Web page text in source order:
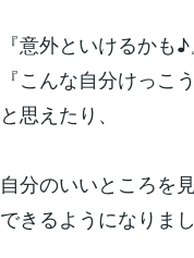
『意外といけるかも♪
『こんな自分けっこ
と思えたり、
自分のいいところを
できるようになりまし